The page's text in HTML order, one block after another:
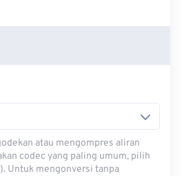
atau mengompres aliran
codec yang paling umum, pilih
Untuk mengonversi tanpa